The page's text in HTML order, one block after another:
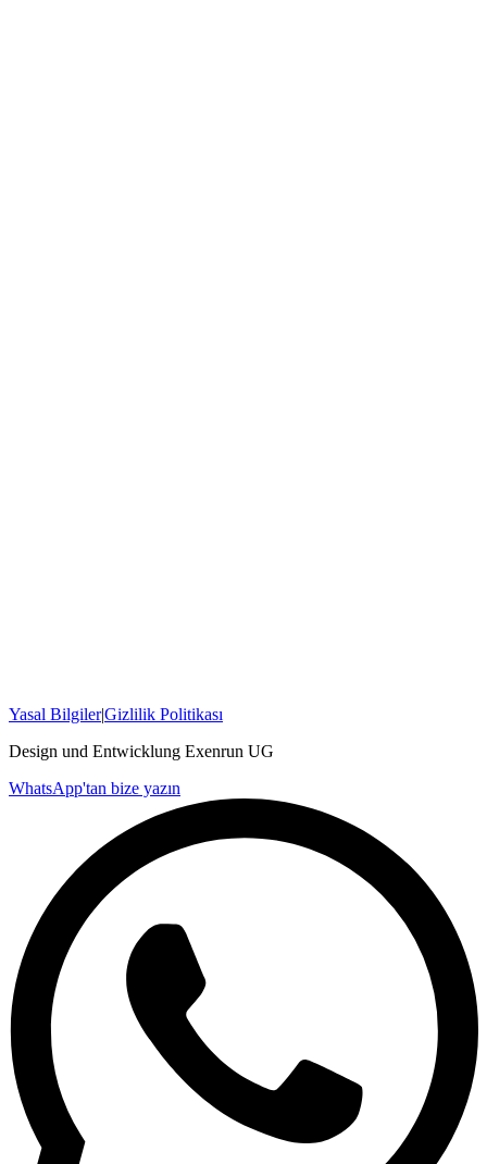
Yasal Bilgiler|Gizlilik Politikası
Design und Entwicklung Exenrun UG
WhatsApp'tan bize yazın